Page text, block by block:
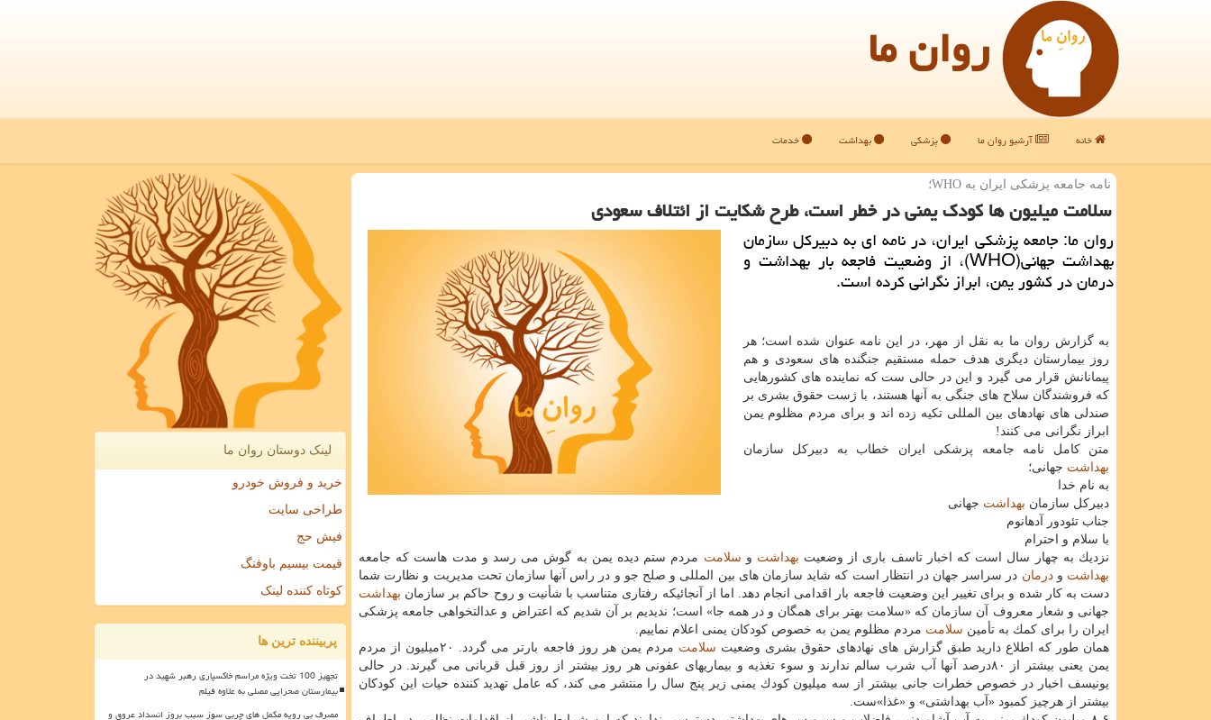
روان ما
خانه آرشیو روان ما پزشکی بهداشت خدمات
نامه جامعه پزشكی ایران به WHO؛
سلامت میلیون ها كودك یمنی در خطر است، طرح شكایت از ائتلاف سعودی
روان ما: جامعه پزشكی ایران، در نامه ای به دبیركل سازمان
بهداشت جهانی(WHO)، از وضعیت فاجعه بار بهداشت و
درمان در كشور یمن، ابراز نگرانی كرده است.
به گزارش روان ما به نقل از مهر، در این نامه عنوان شده است؛ هر
روز بیمارستان دیگری هدف حمله مستقیم جنگنده های سعودی و هم
پیمانانش قرار می گیرد و این در حالی ست كه نماینده های كشورهایی
كه فروشندگان سلاح های جنگی به آنها هستند، با ژست حقوق بشری بر
صندلی های نهادهای بین المللی تكیه زده اند و برای مردم مظلوم یمن
ابراز نگرانی می كنند!
متن كامل نامه جامعه پزشكی ایران خطاب به دبیركل سازمان
بهداشت جهانی؛
به نام خدا
دبیركل سازمان بهداشت جهانی
جناب تئودور آدهانوم
با سلام و احترام
نزدیك به چهار سال است كه اخبار تاسف باری از وضعیت بهداشت و سلامت مردم ستم دیده یمن به گوش می رسد و مدت هاست كه جامعه
بهداشت ودرمان در سراسر جهان در انتظار است كه شاید سازمان های بین المللی و صلح جو و در راس آنها سازمان تحت مدیریت و نظارت شما
دست به كار شده و برای تغییر این وضعیت فاجعه بار اقدامی انجام دهد. اما از آنجائیكه رفتاری متناسب با شأنیت و روح حاكم بر سازمان بهداشت
جهانی و شعار معروف آن سازمان كه «سلامت بهتر برای همگان و در همه جا» است؛ ندیدیم بر آن شدیم كه اعتراض و عدالتخواهی جامعه پزشكی
ایران را برای كمك به تأمین سلامت مردم مظلوم یمن به خصوص كودكان یمنی اعلام نماییم.
همان طور كه اطلاع دارید طبق گزارش های نهادهای حقوق بشری وضعیت سلامت
مردم یمن هر روز فاجعه بارتر می گردد. ۲۰میلیون از مردم
یمن یعنی بیشتر از ۸۰درصد آنها آب شرب سالم ندارند و سوء تغذیه و بیماریهای عفونی هر روز بیشتر از روز قبل قربانی می گیرند. در حالی
یونیسف اخبار در خصوص خطرات جانی بیشتر از سه میلیون كودك یمنی زیر پنج سال را منتشر می كند، كه عامل تهدید كننده حیات این كودكان
بیشتر از هرچیز كمبود «آب بهداشتی» و «غذا»ست.
لینک دوستان روان ما
خرید و فروش خودرو
طراحی سایت
فیش حج
قیمت بیسیم باوفنگ
کوتاه کننده لینک
پربیننده ترین ها
تجهیز 100 تخت ویژه مراسم خاکسپاری رهبر شهید در
بیمارستان صحرایی مصلی به علاوه فیلم
مصرف بی رویه مکمل های چربی سوز سبب بروز انسداد عروق و